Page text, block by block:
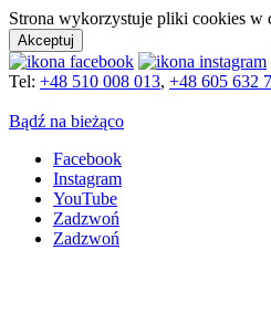
Strona wykorzystuje pliki cookies w
Akceptuj
Tel: +48 510 008 013, +48 605 632
Bądź na bieżąco
Facebook
Instagram
YouTube
Zadzwoń
Zadzwoń